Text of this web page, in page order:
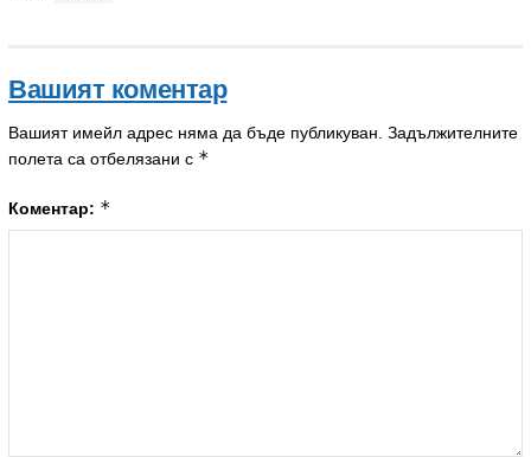
Вашият коментар
Вашият имейл адрес няма да бъде публикуван. Задължителните
полета са отбелязани с *
Коментар: *